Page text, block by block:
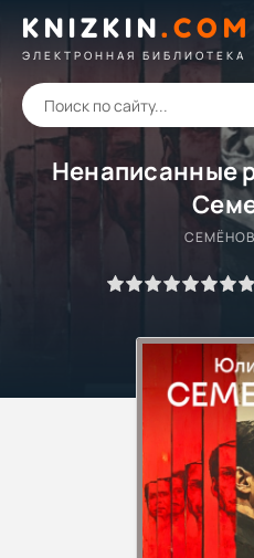
KNIZKIN.COM
ЭЛЕКТРОННАЯ БИБЛИОТЕКА
Ненаписанные